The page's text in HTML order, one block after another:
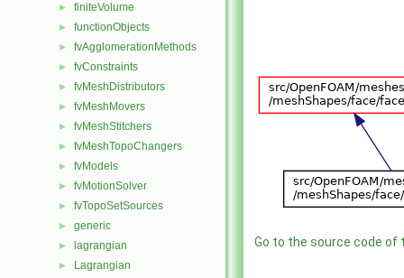
► finiteVolume
► functionObjects
► fvAgglomerationMethods
► fvConstraints
► fvMeshDistributors
► fvMeshMovers
► fvMeshStitchers
► fvMeshTopoChangers
► fvModels
► fvMotionSolver
► fvTopoSetSources
► generic
► lagrangian
► Lagrangian
Go to the source code of